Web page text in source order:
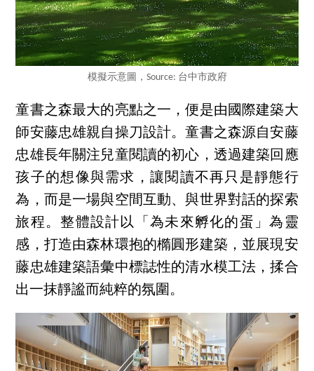
模擬示意圖，Source: 台中市政府
童書之森最大的亮點之一，便是由國際建築大
師安藤忠雄親自操刀設計。童書之森源自安藤
忠雄長年關注兒童閱讀的初心，透過建築回應
孩子的想像與需求，讓閱讀不再只是靜態行
為，而是一場與空間互動、與世界對話的探索
旅程。整體設計以「為未來孵化的蛋」為靈
感，打造由森林環抱的橢圓形建築，並展現安
藤忠雄建築語彙中標誌性的清水模工法，揉合
出一抹靜謐而純粹的氛圍。